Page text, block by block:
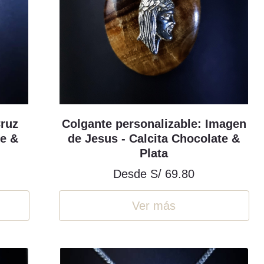
&
Colgante personalizable: Imagen
de Jesus - Calcita Chocolate &
Plata
Desde S/ 69.80
Ver más